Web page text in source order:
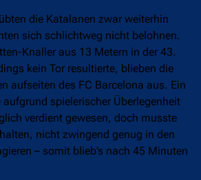
die Katalanen zwar weiterhin
sich schlichtweg nicht belohnen.
Knaller aus 13 Metern in der 43.
kein Tor resultierte, blieben die
aufseiten des FC Barcelona aus. Ein
spielerischer Überlegenheit
verdient gewesen, doch musste
nicht zwingend genug in den
– somit blieb’s nach 45 Minuten